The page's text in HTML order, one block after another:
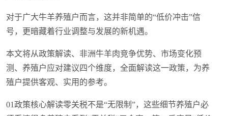
对于广大牛羊养殖户而言，这并非简单的“低价冲击”信
号，更暗藏着行业调整与发展的新机遇。
本文将从政策解读、非洲牛羊肉竞争优势、市场变化预
测、养殖户应对建议四个维度，全面解读这一政策，为养
殖户提供客观、实用的参考。
01政策核心解读零关税不是“无限制”，这些细节养殖户必